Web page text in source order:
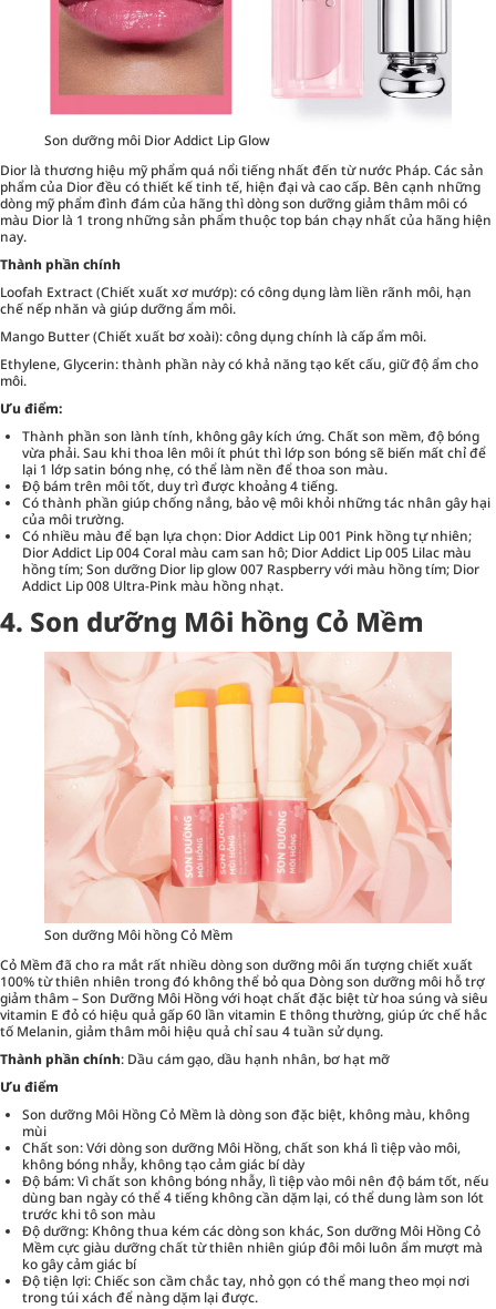
Son dưỡng môi Dior Addict Lip Glow
Dior là thương hiệu mỹ phẩm quá nổi tiếng nhất đến từ nước Pháp. Các sản
phẩm của Dior đều có thiết kế tinh tế, hiện đại và cao cấp. Bên cạnh những
dòng mỹ phẩm đình đám của hãng thì dòng son dưỡng giảm thâm môi có
màu Dior là 1 trong những sản phẩm thuộc top bán chạy nhất của hãng hiện
nay.
Thành phần chính
Loofah Extract (Chiết xuất xơ mướp): có công dụng làm liền rãnh môi, hạn
chế nếp nhăn và giúp dưỡng ẩm môi.
Mango Butter (Chiết xuất bơ xoài): công dụng chính là cấp ẩm môi.
Ethylene, Glycerin: thành phần này có khả năng tạo kết cấu, giữ độ ẩm cho
môi.
Ưu điểm:
Thành phần son lành tính, không gây kích ứng. Chất son mềm, độ bóng
vừa phải. Sau khi thoa lên môi ít phút thì lớp son bóng sẽ biến mất chỉ để
lại 1 lớp satin bóng nhẹ, có thể làm nền để thoa son màu.
Độ bám trên môi tốt, duy trì được khoảng 4 tiếng.
Có thành phần giúp chống nắng, bảo vệ môi khỏi những tác nhân gây hại
của môi trường.
Có nhiều màu để bạn lựa chọn: Dior Addict Lip 001 Pink hồng tự nhiên;
Dior Addict Lip 004 Coral màu cam san hô; Dior Addict Lip 005 Lilac màu
hồng tím; Son dưỡng Dior lip glow 007 Raspberry với màu hồng tím; Dior
Addict Lip 008 Ultra-Pink màu hồng nhạt.
4. Son dưỡng Môi hồng Cỏ Mềm
Son dưỡng Môi hồng Cỏ Mềm
Cỏ Mềm đã cho ra mắt rất nhiều dòng son dưỡng môi ấn tượng chiết xuất
100% từ thiên nhiên trong đó không thể bỏ qua Dòng son dưỡng môi hỗ trợ
giảm thâm – Son Dưỡng Môi Hồng với hoạt chất đặc biệt từ hoa súng và siêu
vitamin E đỏ có hiệu quả gấp 60 lần vitamin E thông thường, giúp ức chế hắc
tố Melanin, giảm thâm môi hiệu quả chỉ sau 4 tuần sử dụng.
Thành phần chính: Dầu cám gạo, dầu hạnh nhân, bơ hạt mỡ
Ưu điểm
Son dưỡng Môi Hồng Cỏ Mềm là dòng son đặc biệt, không màu, không
mùi
Chất son: Với dòng son dưỡng Môi Hồng, chất son khá lì tiệp vào môi,
không bóng nhẫy, không tạo cảm giác bí dày
Độ bám: Vì chất son không bóng nhẫy, lì tiệp vào môi nên độ bám tốt, nếu
dùng ban ngày có thể 4 tiếng không cần dặm lại, có thể dung làm son lót
trước khi tô son màu
Độ dưỡng: Không thua kém các dòng son khác, Son dưỡng Môi Hồng Cỏ
Mềm cực giàu dưỡng chất từ thiên nhiên giúp đôi môi luôn ẩm mượt mà
ko gây cảm giác bí
Độ tiện lợi: Chiếc son cầm chắc tay, nhỏ gọn có thể mang theo mọi nơi
trong túi xách để nàng dặm lại được.